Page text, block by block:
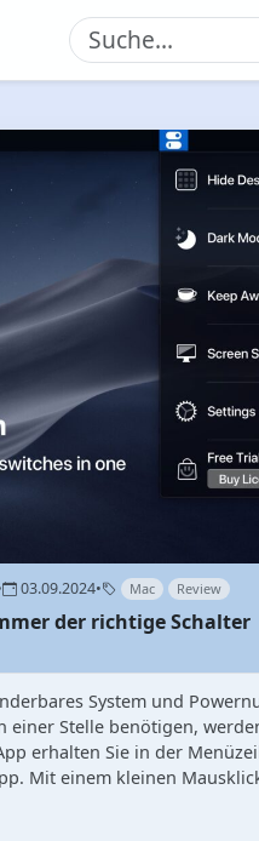
03.09.2024• Mac Review
der richtige Schalter
System und
einer Stelle benötigen,
erhalten Sie in der
Mit einem kleinen